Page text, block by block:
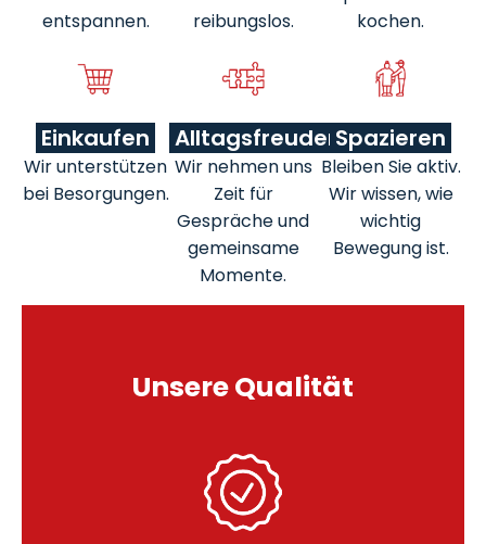
entspannen.
reibungslos.
kochen.
Einkaufen
Wir unterstützen
bei Besorgungen.
Alltagsfreuden
Wir nehmen uns
Zeit für
Gespräche und
gemeinsame
Momente.
Spazieren
Bleiben Sie aktiv.
Wir wissen, wie
wichtig
Bewegung ist.
Unsere Qualität